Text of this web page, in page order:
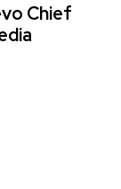
Chief